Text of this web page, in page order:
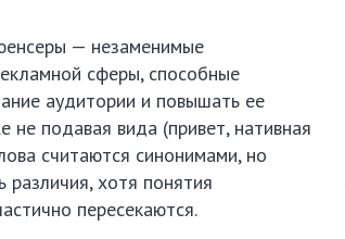
— незаменимые
сферы, способные
аудитории и повышать ее
не подавая вида (привет, нативная
считаются синонимами, но
хотя понятия
пересекаются.